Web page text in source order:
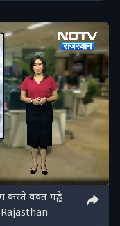
वक्त गड्ढे